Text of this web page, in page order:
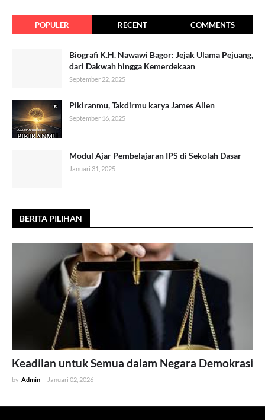
POPULER RECENT COMMENTS
Biografi K.H. Nawawi Bagor: Jejak Ulama Pejuang,
dari Dakwah hingga Kemerdekaan
September 22, 2025
Pikiranmu, Takdirmu karya James Allen
September 16, 2025
Modul Ajar Pembelajaran IPS di Sekolah Dasar
Januari 31, 2025
BERITA PILIHAN
Keadilan untuk Semua dalam Negara Demokrasi
by Admin - Januari 02, 2026